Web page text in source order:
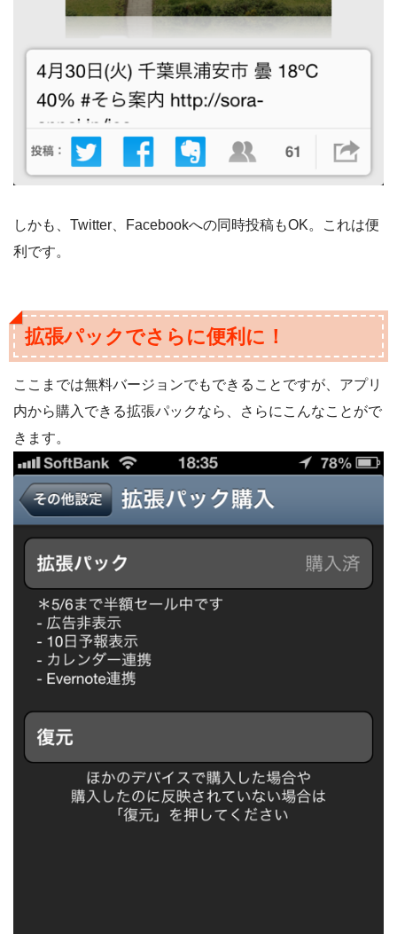
しかも、Twitter、Facebookへの同時投稿もOK。これは便
利です。
拡張パックでさらに便利に！
ここまでは無料バージョンでもできることですが、アプリ
内から購入できる拡張パックなら、さらにこんなことがで
きます。